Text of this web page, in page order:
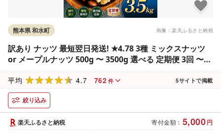
画像：楽天ふるさと納税
熊本県 和水町
訳あり ナッツ 最短翌日発送! ★4.78 3種 ミックスナッツ
or メープルナッツ 500g 〜 3500g 選べる 定期便 3回 〜
熊本 和水町 おやつ 大容量 健康食 無塩 無添加 焙煎 人気
お菓子 スイーツ
平均 4.7 762 件 5サイトで掲載
絞り込み
寄付金額 : 5,000円
楽天ふるさと納税